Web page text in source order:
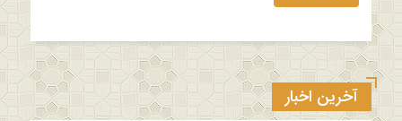
آخرین اخبار